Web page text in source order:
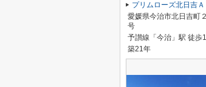
プリムローズ北日吉Ａ
愛媛県今治市北日吉町
号
予讃線「今治」駅 徒歩
築21年